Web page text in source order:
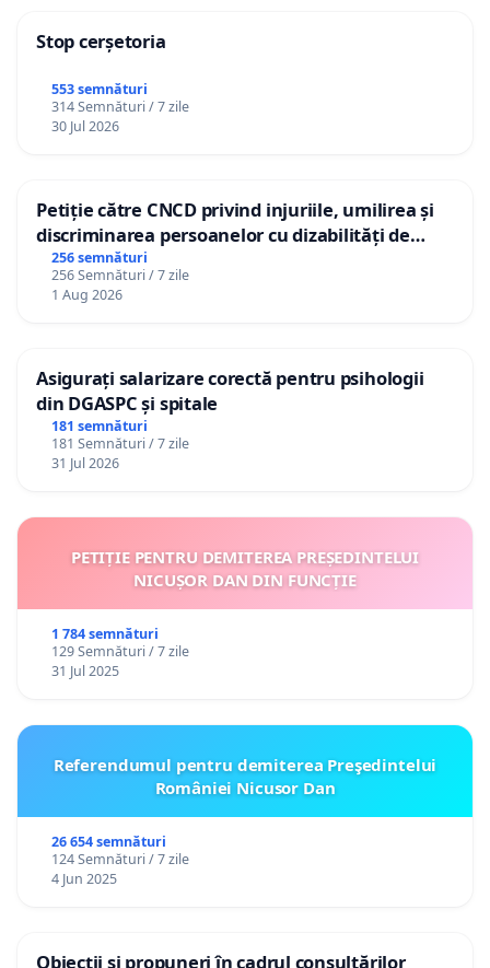
Stop cerșetoria
553 semnături
314 Semnături / 7 zile
30 Jul 2026
Petiție către CNCD privind injuriile, umilirea și
discriminarea persoanelor cu dizabilități de
către utilizatorul TikTok „Gorici”
256 semnături
256 Semnături / 7 zile
1 Aug 2026
Asigurați salarizare corectă pentru psihologii
din DGASPC și spitale
181 semnături
181 Semnături / 7 zile
31 Jul 2026
PETIȚIE PENTRU DEMITEREA PREȘEDINTELUI
NICUȘOR DAN DIN FUNCȚIE
1 784 semnături
129 Semnături / 7 zile
31 Jul 2025
Referendumul pentru demiterea Preşedintelui
României Nicusor Dan
26 654 semnături
124 Semnături / 7 zile
4 Jun 2025
Obiecții și propuneri în cadrul consultărilor